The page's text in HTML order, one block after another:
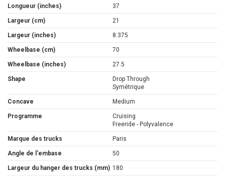
Longueur (inches) 37
Largeur (cm) 21
Largeur (inches) 8.375
Wheelbase (cm) 70
Wheelbase (inches) 27.5
Shape
Drop Through
Symétrique
Concave Medium
Programme
Cruising
Freeride - Polyvalence
Marque des trucks Paris
Angle de l'embase 50
Largeur du hanger des trucks (mm) 180